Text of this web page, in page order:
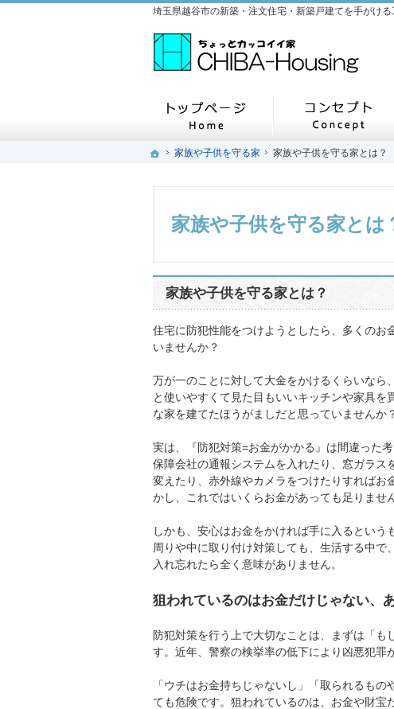
ホーム
家族や子供を守る家 家族や子供を守る家とは？
家族や子供を守る家とは
家族や子供を守る家とは？
住宅に防犯性能をつけようとしたら、多くのお
いませんか？
万が一のことに対して大金をかけるくらいなら
と使いやすくて見た目もいいキッチンや家具を
な家を建てたほうがましだと思っていませんか
実は、『防犯対策=お金がかかる』は間違った
保障会社の通報システムを入れたり、窓ガラス
変えたり、赤外線やカメラをつけたりすればお
かし、これではいくらお金があっても足りません
しかも、安心はお金をかければ手に入るとい
周りや中に取り付け対策しても、生活する中
入れ忘れたら全く意味がありません。
狙われているのはお金だけじゃない、
防犯対策を行う上で大切なことは、まずは「
す。近年、警察の検挙率の低下により凶悪犯罪
「ウチはお金持ちじゃないし」「取られるも
ても危険です。狙われているのは、お金や財
ホーム
家族や子供を守る家 家族や子供を守る家とは？